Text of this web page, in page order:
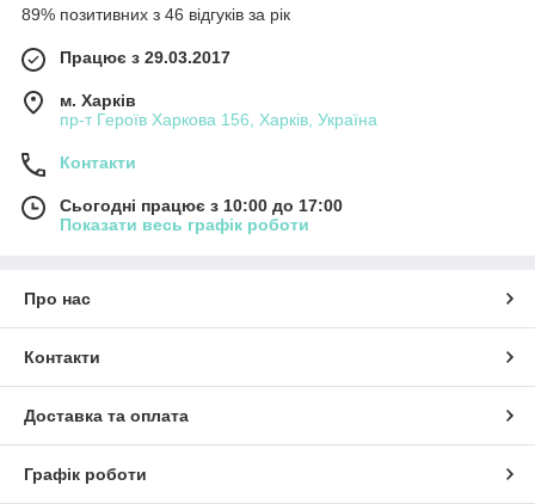
89% позитивних з 46 відгуків за рік
Працює з 29.03.2017
м. Харків
пр-т Героїв Харкова 156, Харків, Україна
Контакти
Сьогодні працює з 10:00 до 17:00
Показати весь графік роботи
Про нас
Контакти
Доставка та оплата
Графік роботи